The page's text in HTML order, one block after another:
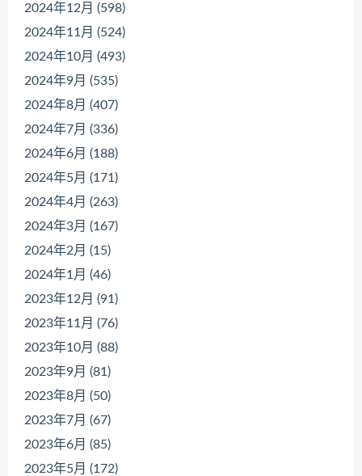
2024年12月 (598)
2024年11月 (524)
2024年10月 (493)
2024年9月 (535)
2024年8月 (407)
2024年7月 (336)
2024年6月 (188)
2024年5月 (171)
2024年4月 (263)
2024年3月 (167)
2024年2月 (15)
2024年1月 (46)
2023年12月 (91)
2023年11月 (76)
2023年10月 (88)
2023年9月 (81)
2023年8月 (50)
2023年7月 (67)
2023年6月 (85)
2023年5月 (172)